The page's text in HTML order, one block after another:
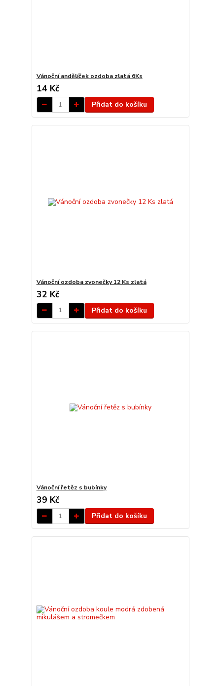
Vánoční andělíček ozdoba zlatá 6Ks
14 Kč
Přidat do košíku
Vánoční ozdoba zvonečky 12 Ks zlatá
32 Kč
Přidat do košíku
Vánoční řetěz s bubínky
39 Kč
Přidat do košíku